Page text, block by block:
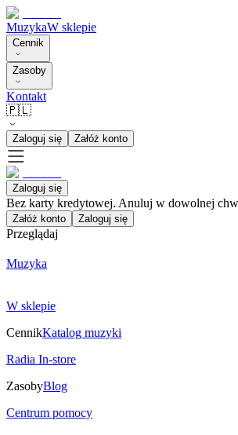
MuzykaW sklepie
Cennik
Zasoby
Kontakt
🇵🇱
Zaloguj się Załóż konto
Zaloguj się
Bez karty kredytowej. Anuluj w dowolnej
Załóż konto Zaloguj się
Przeglądaj
Muzyka
W sklepie
CennikKatalog muzyki
Radia In-store
ZasobyBlog
Centrum pomocy